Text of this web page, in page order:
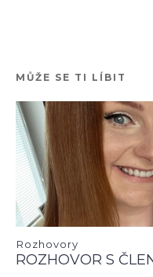
MŮŽE SE TI LÍBIT
Rozhovory
ROZHOVOR S